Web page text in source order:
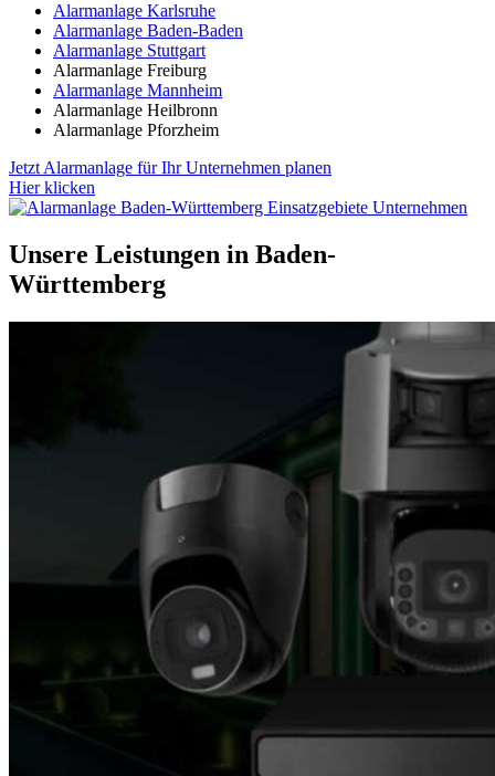
Alarmanlage Karlsruhe
Alarmanlage Baden-Baden
Alarmanlage Stuttgart
Alarmanlage Freiburg
Alarmanlage Mannheim
Alarmanlage Heilbronn
Alarmanlage Pforzheim
Jetzt Alarmanlage für Ihr Unternehmen planen
Hier klicken
Unsere Leistungen in Baden-
Württemberg